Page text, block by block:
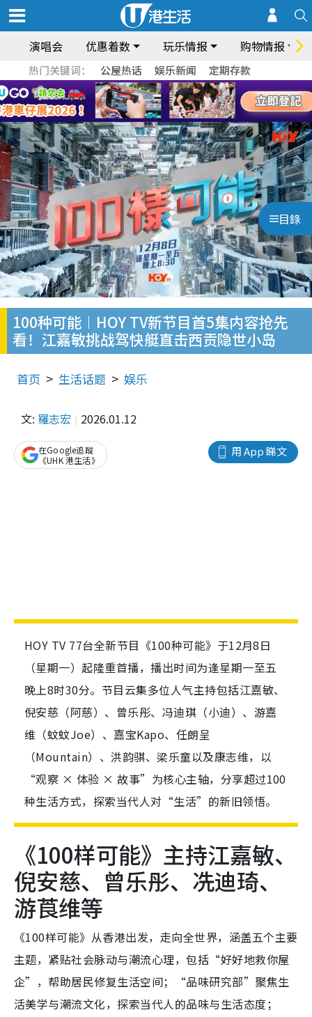
演唱会 优惠着数 玩乐情报 购物情报
热门关键词： 公屋热话 娱乐新闻 定期存款
目錄
100种可能︱HOY TV新节目首5集内容抢先
看！江嘉敏挑战驾快艇直击西贡隐世小岛
首页 生活话题 娱乐
文: 羅志宏 2026.01.12
用 App 睇文
在Google追蹤
《UHK 港生活》
HOY TV 77台全新节目《100种可能》于12月8日
（星期一）起隆重首播，播出时间为逢星期一至五
晚上8时30分。节目云集多位人气主持包括江嘉敏、
倪安慈（阿慈）、曾乐彤、冯迪琪（小迪）、游嘉
维（蚊蚊Joe）、嘉宝Kapo、任朗呈
（Mountain）、洪韵骐、梁乐童以及康志维，以
“观察 × 体验 × 故事”为核心主轴，分享超过100
种生活方式，探索当代人对“生活”的新旧领悟。
《100样可能》主持江嘉敏、
倪安慈、曾乐彤、冼迪琦、
游莨维等
《100样可能》从香港出发，走向全世界，涵盖五个主要
主题，紧贴社会脉动与潮流心理，包括“好好地救你屋
企”，帮助居民修复生活空间；“品味研究部”聚焦生
活美学与潮流文化，探索当代人的品味与生活态度；